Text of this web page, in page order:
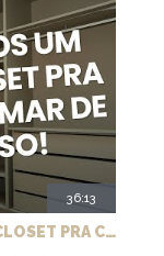
36:13
EP. 6: A SAGA DA CASA - TEMOS UM CLOSET PRA CHAMAR DE NOSSO + MARCENARIA E PAISAGISMO